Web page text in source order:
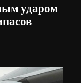
ударом